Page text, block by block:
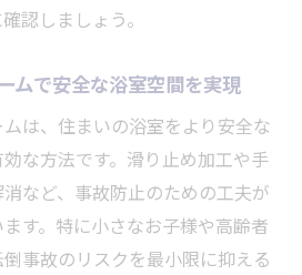
認しましょう。
ムで安全な浴室空間を実現
は、住まいの浴室をより安全な
な方法です。滑り止め加工や手
など、事故防止のための工夫が
す。特に小さなお子様や高齢者
事故のリスクを最小限に抑える